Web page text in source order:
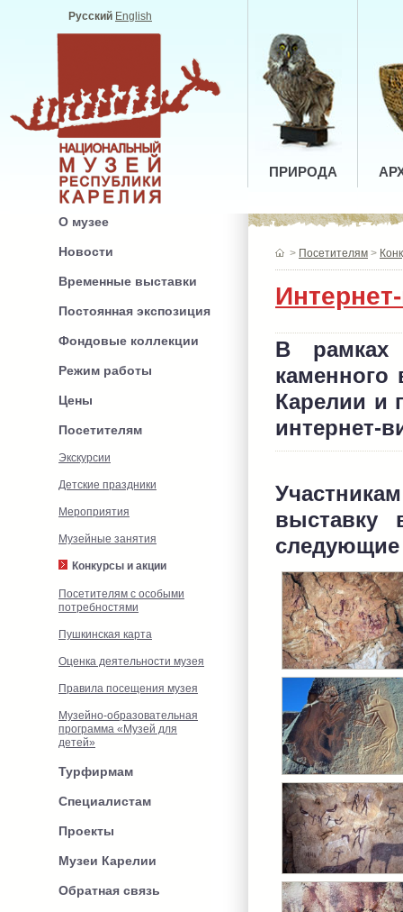
Русский English
ПРИРОДА
О музее
Новости
Временные выставки
Постоянная экспозиция
Фондовые коллекции
Режим работы
Цены
Посетителям
Экскурсии
Детские праздники
Мероприятия
Музейные занятия
Конкурсы и акции
Посетителям с особыми
потребностями
Пушкинская карта
Оценка деятельности музея
Правила посещения музея
Музейно-образовательная
программа «Музей для
детей»
Турфирмам
Специалистам
Проекты
Музеи Карелии
Обратная связь
> Посетителям >
В рамках
каменного
Карелии и
интернет-
выставку